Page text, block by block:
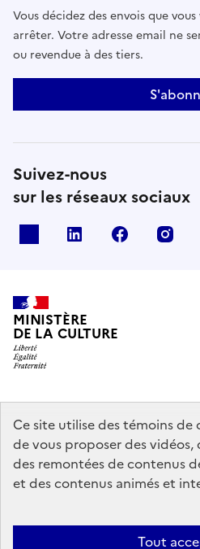
Ce site utilise des témoins de
de vous proposer des
des remontées de contenus
et des contenus animés et
Tout
Vous décidez des envois que
arrêter. Votre adresse email ne
ou revendue à des tiers.
Suivez-nous
sur les réseaux sociaux
linkedin facebook
MINISTÈRE
DE LA CULTURE
data.gouv.fr
service-public.gouv.fr
Mentions légales Accessibilité :